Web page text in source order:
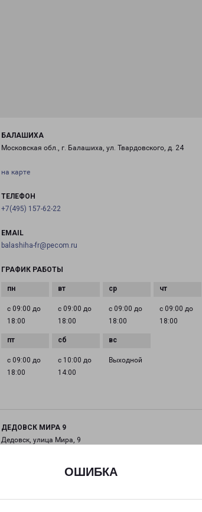
ОШИБКА
БАЛАШИХА
Московская обл., г. Балашиха, ул. Твардовского, д. 24
на карте
ТЕЛЕФОН
+7(495) 157-62-22
EMAIL
balashiha-fr@pecom.ru
ГРАФИК РАБОТЫ
с 09:00 до
18:00
с 09:00 до
18:00
с 09:00 до
18:00
с 09:00 до
18:00
с 09:00 до
18:00
с 10:00 до
14:00
Выходной
ДЕДОВСК МИРА 9
Дедовск, улица Мира, 9
+7(495) 660-11-11